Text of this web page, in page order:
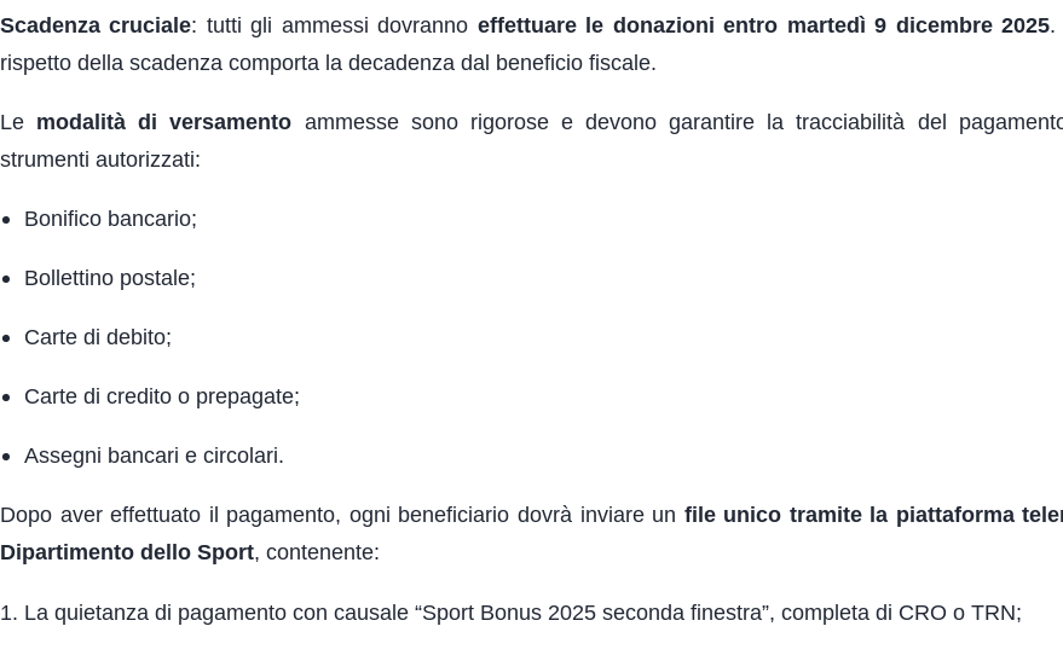
Scadenza cruciale: tutti gli ammessi dovranno effettuare le donazioni entro martedì 9 dicembre 2025.
rispetto della scadenza comporta la decadenza dal beneficio fiscale.
Le modalità di versamento ammesse sono rigorose e devono garantire la tracciabilità del
strumenti autorizzati:
Bonifico bancario;
Bollettino postale;
Carte di debito;
Carte di credito o prepagate;
Assegni bancari e circolari.
Dopo aver effettuato il pagamento, ogni beneficiario dovrà inviare un file unico tramite la piattaforma
Dipartimento dello Sport, contenente:
La quietanza di pagamento con causale “Sport Bonus 2025 seconda finestra”, completa di CRO o TRN;